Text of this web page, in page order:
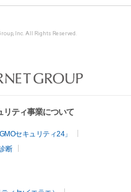
Inc. All Rights Reserved.
リティ事業について
セキュリティ24」
断